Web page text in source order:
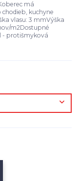
má
kuchyne
vlasu: 3 mmVýška
m2Dostupné
- protišmyková